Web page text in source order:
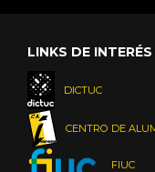
LINKS DE INTERÉS
DICTUC
CENTRO DE
FIUC